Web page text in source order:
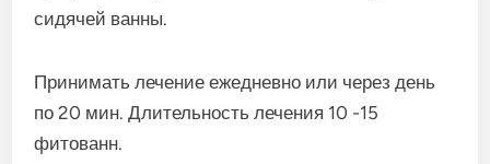
сидячей ванны.
Принимать лечение ежедневно или через день
по 20 мин. Длительность лечения 10 -15
фитованн.